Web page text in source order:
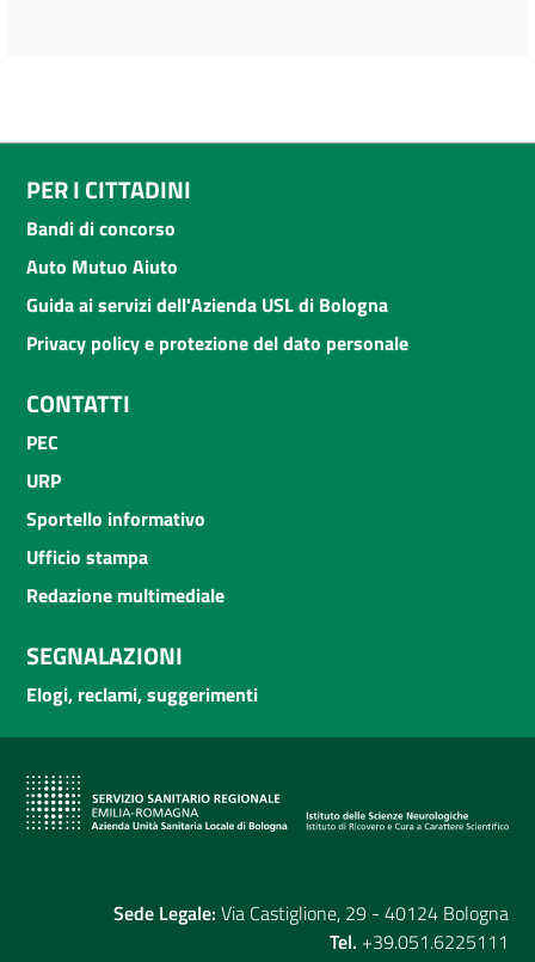
PER I CITTADINI
Bandi di concorso
Auto Mutuo Aiuto
Guida ai servizi dell'Azienda USL di Bologna
Privacy policy e protezione del dato personale
CONTATTI
PEC
URP
Sportello informativo
Ufficio stampa
Redazione multimediale
SEGNALAZIONI
Elogi, reclami, suggerimenti
Sede Legale: Via Castiglione, 29 - 40124 Bologna
Tel. +39.051.6225111